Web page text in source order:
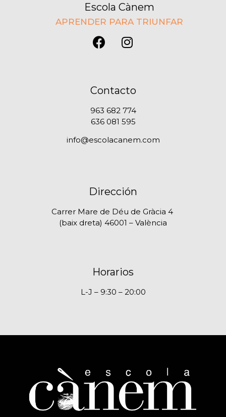
Escola Cànem
APRENDER PARA TRIUNFAR
Contacto
963 682 774
636 081 595
info@escolacanem.com
Dirección
Carrer Mare de Déu de Gràcia 4
(baix dreta) 46001 – València
Horarios
L-J – 9:30 – 20:00